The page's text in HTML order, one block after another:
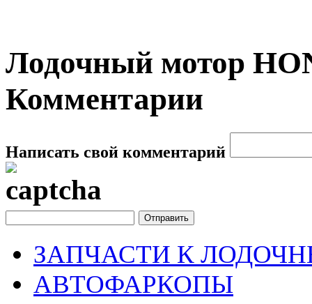
Лодочный мотор
Комментарии
Написать свой комментарий
ЗАПЧАСТИ К
АВТОФАРКОПЫ